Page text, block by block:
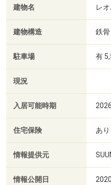
建物名 レ
建物構造 鉄骨
駐車場 有
現況
入居可能時期
住宅保険 あり
情報提供元
情報公開日